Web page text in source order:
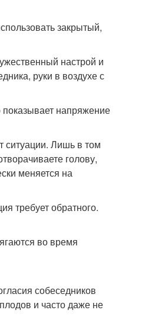
закрытый,
настрой и
руки в воздухе с
напряжение
ситуации. Лишь в том
голову,
меняется на
требует обратного.
во время
собеседников
и часто даже не